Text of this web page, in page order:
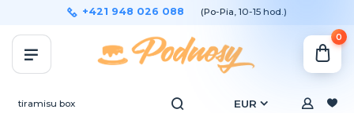
EUR
+421 948 026 088 (Po-Pia, 10-15 hod.)
0